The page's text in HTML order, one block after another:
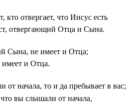
кто отвергает, что Иисус есть
отвергающий Отца и Сына.
Сына, не имеет и Отца;
и Отца.
от начала, то и да пребывает в вас;
что вы слышали от начала,